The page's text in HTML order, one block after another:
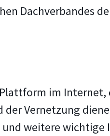
Dachverbandes
im
Vernetzung
weitere